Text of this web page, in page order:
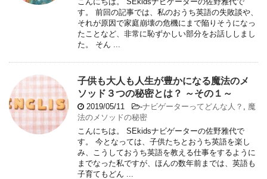
す。 前回の記事では、私のおうち英語の失敗談や、
それが原因で家庭崩壊の危機にまで陥りそうになっ
たことなど、非常に恥ずかしい部分をお話ししまし
た。 そん ...
子供も大人も人生が豊かになる魔法のメ
ソッド３つの秘密とは？ ～その１～
2019/05/11 -ナビゲーターってどんな人？
魔
法のメソッドの秘密
こんにちは。 SEkidsナビゲーターの佐野雅代で
す。 今となっては、子供たちとおうち英語を楽し
み、こうしておうち英語を教える仕事をするように
までなった私ですが、ほんの数年前までは、英語も
子育てもどん ...